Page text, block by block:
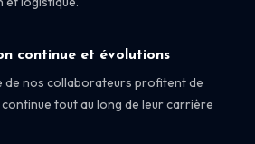
continue et évolutions
de nos collaborateurs profitent de
tout au long de leur carrière